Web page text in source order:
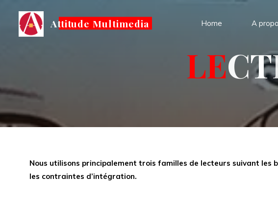
contenu
Attitude Multimedia Home A
LECT
Nous utilisons principalement trois familles de lecteurs suivant les
les contraintes d’intégration.